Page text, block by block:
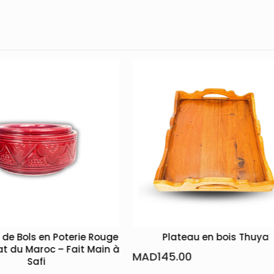
à
Plateau en bois Thuya
MAD 145.00
Sac en